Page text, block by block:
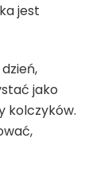
jest
jako
kolczyków.